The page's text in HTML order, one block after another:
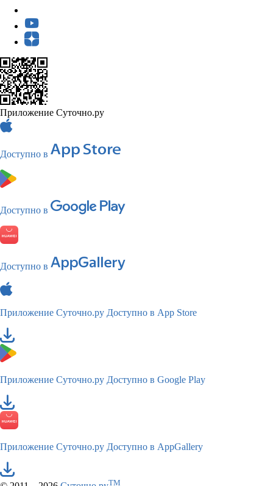
Приложение Суточно.ру
Доступно в
Доступно в
Доступно в
Приложение Суточно.ру Доступно в App Store
Приложение Суточно.ру Доступно в Google Play
Приложение Суточно.ру Доступно в AppGallery
TM